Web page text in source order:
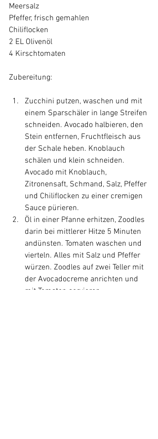
Meersalz
Pfeffer, frisch gemahlen
Chiliflocken
2 EL Olivenöl
4 Kirschtomaten
Zucchini putzen, waschen und mit
einem Sparschäler in lange Streifen
schneiden. Avocado halbieren, den
Stein entfernen, Fruchtfleisch aus
der Schale heben. Knoblauch
schälen und klein schneiden.
Avocado mit Knoblauch,
Zitronensaft, Schmand, Salz, Pfeffer
und Chiliflocken zu einer cremigen
Sauce pürieren.
Öl in einer Pfanne erhitzen, Zoodles
darin bei mittlerer Hitze 5 Minuten
andünsten. Tomaten waschen und
vierteln. Alles mit Salz und Pfeffer
würzen. Zoodles auf zwei Teller mit
der Avocadocreme anrichten und
mit Tomaten servieren.